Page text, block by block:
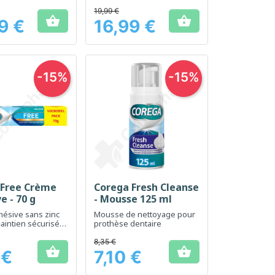
€ 
des femmes
Prix
19,99 €
16,99 € 
rapide
Crème
- 70 g
sans zinc
sécurisé

-15%
Aperçu rapide
Corega Fresh Cleanse
- Mousse 125 ml
Mousse de nettoyage pour
prothèse dentaire
Prix
8,35 €
7,10 € 
-15%